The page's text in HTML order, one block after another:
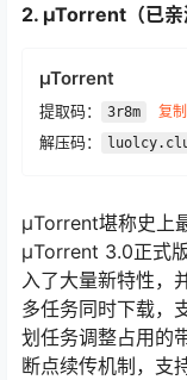
2. µTorrent（已亲
µTorrent
提取码： 3r8m 复制
解压码：
μTorrent堪称史上
μTorrent 3.0正式
入了大量新特性，
多任务同时下载，
划任务调整占用的
断点续传机制，支